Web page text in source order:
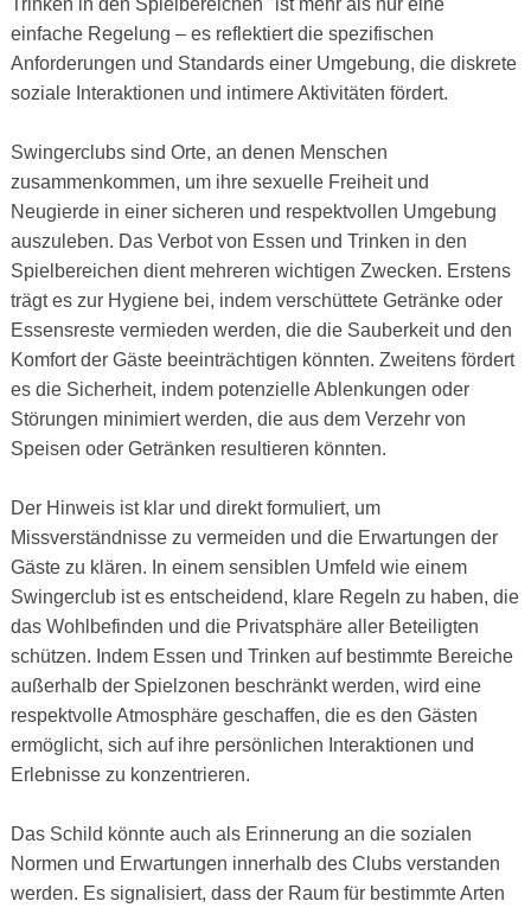
Trinken in den Spielbereichen" ist mehr als nur eine
einfache Regelung – es reflektiert die spezifischen
Anforderungen und Standards einer Umgebung, die diskrete
soziale Interaktionen und intimere Aktivitäten fördert.
Swingerclubs sind Orte, an denen Menschen
zusammenkommen, um ihre sexuelle Freiheit und
Neugierde in einer sicheren und respektvollen Umgebung
auszuleben. Das Verbot von Essen und Trinken in den
Spielbereichen dient mehreren wichtigen Zwecken. Erstens
trägt es zur Hygiene bei, indem verschüttete Getränke oder
Essensreste vermieden werden, die die Sauberkeit und den
Komfort der Gäste beeinträchtigen könnten. Zweitens fördert
es die Sicherheit, indem potenzielle Ablenkungen oder
Störungen minimiert werden, die aus dem Verzehr von
Speisen oder Getränken resultieren könnten.
Der Hinweis ist klar und direkt formuliert, um
Missverständnisse zu vermeiden und die Erwartungen der
Gäste zu klären. In einem sensiblen Umfeld wie einem
Swingerclub ist es entscheidend, klare Regeln zu haben, die
das Wohlbefinden und die Privatsphäre aller Beteiligten
schützen. Indem Essen und Trinken auf bestimmte Bereiche
außerhalb der Spielzonen beschränkt werden, wird eine
respektvolle Atmosphäre geschaffen, die es den Gästen
ermöglicht, sich auf ihre persönlichen Interaktionen und
Erlebnisse zu konzentrieren.
Das Schild könnte auch als Erinnerung an die sozialen
Normen und Erwartungen innerhalb des Clubs verstanden
werden. Es signalisiert, dass der Raum für bestimmte Arten